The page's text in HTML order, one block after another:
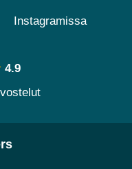
Instagramissa
4.9